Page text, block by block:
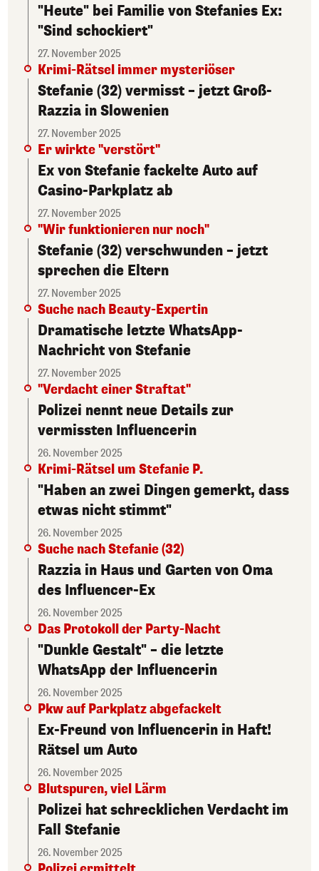
"Heute" bei Familie von Stefanies Ex:
"Sind schockiert"
27. November 2025
Krimi-Rätsel immer mysteriöser
Stefanie (32) vermisst – jetzt Groß-
Razzia in Slowenien
27. November 2025
Er wirkte "verstört"
Ex von Stefanie fackelte Auto auf
Casino-Parkplatz ab
27. November 2025
"Wir funktionieren nur noch"
Stefanie (32) verschwunden – jetzt
sprechen die Eltern
27. November 2025
Suche nach Beauty-Expertin
Dramatische letzte WhatsApp-
Nachricht von Stefanie
27. November 2025
"Verdacht einer Straftat"
Polizei nennt neue Details zur
vermissten Influencerin
26. November 2025
Krimi-Rätsel um Stefanie P.
"Haben an zwei Dingen gemerkt, dass
etwas nicht stimmt"
26. November 2025
Suche nach Stefanie (32)
Razzia in Haus und Garten von Oma
des Influencer-Ex
26. November 2025
Das Protokoll der Party-Nacht
"Dunkle Gestalt" – die letzte
WhatsApp der Influencerin
26. November 2025
Pkw auf Parkplatz abgefackelt
Ex-Freund von Influencerin in Haft!
Rätsel um Auto
26. November 2025
Blutspuren, viel Lärm
Polizei hat schrecklichen Verdacht im
Fall Stefanie
26. November 2025